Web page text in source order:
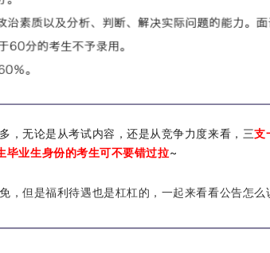
，无论是从考试内容，还是从竞争力度来看，三支
毕业生身份的考生可不要错过拉~
，但是福利待遇也是杠杠的，一起来看看公告怎么